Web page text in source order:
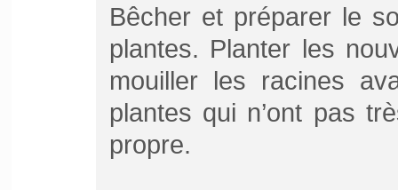
Bêcher et préparer le
plantes. Planter les
mouiller les racines
plantes qui n’ont pas
propre.